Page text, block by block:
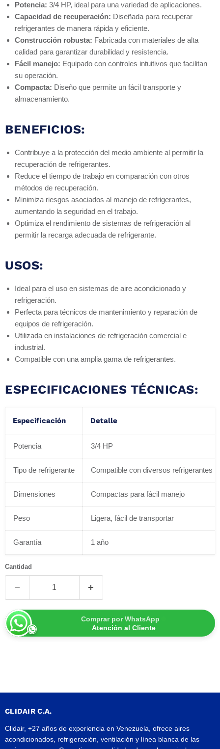
Potencia: 3/4 HP, ideal para una variedad de aplicaciones.
Capacidad de recuperación: Diseñada para recuperar
refrigerantes de manera rápida y eficiente.
Construcción robusta: Fabricada con materiales de alta
calidad para garantizar durabilidad y resistencia.
Fácil manejo: Equipado con controles intuitivos que facilitan
su operación.
Compacta: Diseño que permite un fácil transporte y
almacenamiento.
BENEFICIOS:
Contribuye a la protección del medio ambiente al permitir la
recuperación de refrigerantes.
Reduce el tiempo de trabajo en comparación con otros
métodos de recuperación.
Minimiza riesgos asociados al manejo de refrigerantes,
aumentando la seguridad en el trabajo.
Optimiza el rendimiento de sistemas de refrigeración al
permitir la recarga adecuada de refrigerante.
USOS:
Ideal para el uso en sistemas de aire acondicionado y
refrigeración.
Perfecta para técnicos de mantenimiento y reparación de
equipos de refrigeración.
Utilizada en instalaciones de refrigeración comercial e
industrial.
Compatible con una amplia gama de refrigerantes.
ESPECIFICACIONES TÉCNICAS:
Especificación Detalle
Potencia 3/4 HP
Tipo de refrigerante Compatible con diversos refrigerantes
Dimensiones Compactas para fácil manejo
Peso Ligera, fácil de transportar
Garantía 1 año
Cantidad
Comprar por WhatsApp
Atención al Cliente
CLIDAIR C.A.
Clidair, +27 años de experiencia en Venezuela, ofrece aires
acondicionados, refrigeración, ventilación y línea blanca de las